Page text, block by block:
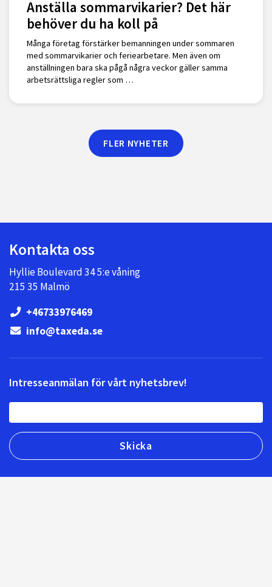
Anställa sommarvikarier? Det här
behöver du ha koll på
Många företag förstärker bemanningen under sommaren
med sommarvikarier och feriearbetare. Men även om
anställningen bara ska pågå några veckor gäller samma
arbetsrättsliga regler som …
FLER NYHETER
Kontakta oss
Hyllie Boulevard 34 5:e våning
215 35 Malmö
+46733976469
info@taxeda.se
Intresseanmälan för vårt nyhetsbrev!